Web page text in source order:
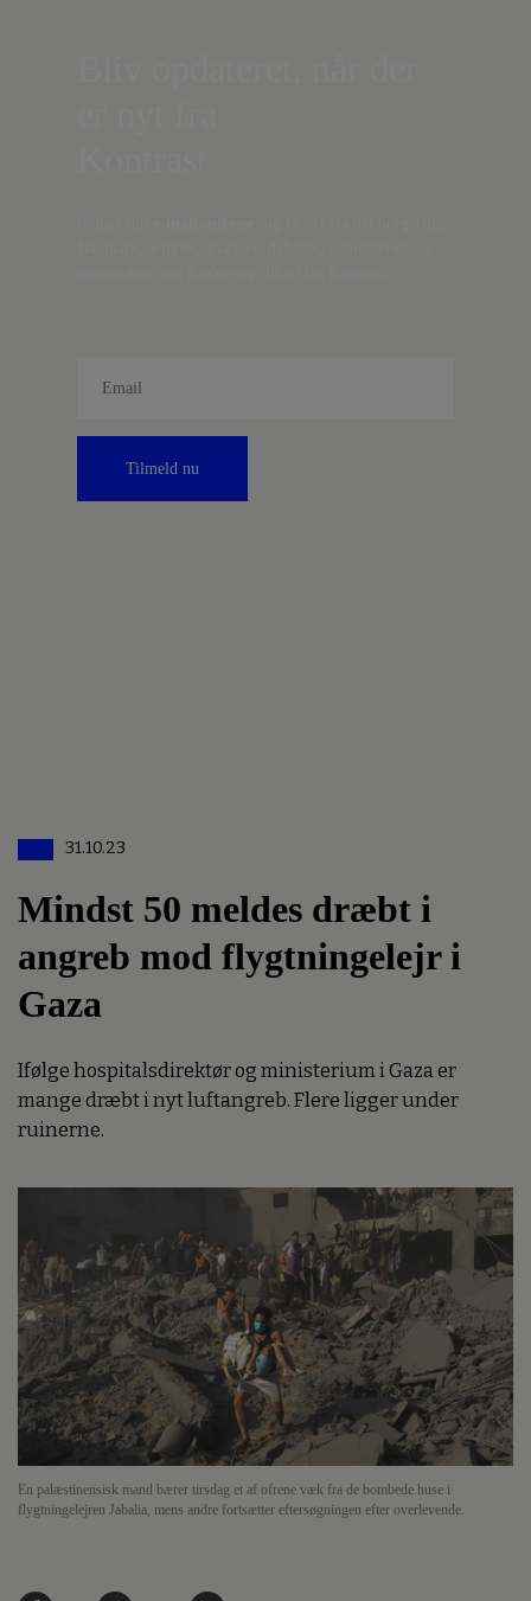
Tilmeld nu
31.10.23
Mindst 50 meldes dræbt i
angreb mod flygtningelejr i
Gaza
Ifølge hospitalsdirektør og ministerium i Gaza er
mange dræbt i nyt luftangreb. Flere ligger under
ruinerne.
En palæstinensisk mand bærer tirsdag et af ofrene væk fra de bombede huse i
flygtningelejren Jabalia, mens andre fortsætter eftersøgningen efter overlevende.